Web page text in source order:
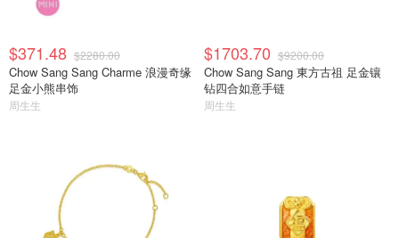
$371.48 $2280.00
Chow Sang Sang Charme 浪漫奇缘
足金小熊串饰
周生生
$1703.70 $9200.00
Chow Sang Sang 東方古祖 足金镶
钻四合如意手链
周生生